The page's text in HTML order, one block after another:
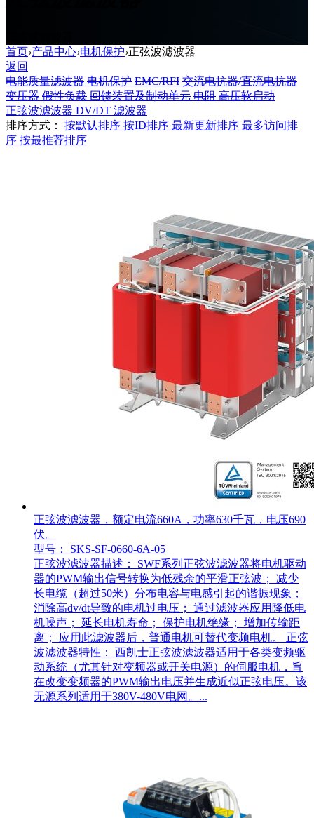
首页›产品中心›电机保护›正弦波滤波器
返回
电能质量滤波器 电机保护 EMC/RFI 交流电抗器/直流电抗器
变压器 假性负载 回馈装置及制动单元 电阻 高压软启动
正弦波滤波器 DV/DT 滤波器
排序方式：
按默认排序 按ID排序 最新更新排序 最多访问排
序 按最推荐排序
正弦波滤波器，额定电流660A，功率630千瓦，电压690
伏。
型号： SKS-SF-0660-6A-05
正弦波滤波器描述： SWF系列正弦波滤波器将电机驱动
器的PWM输出信号转换为低残余的平滑正弦波； 减少
长电缆（超过50米）分布电容与电感引起的谐振现象；
消除高dv/dt导致的电机过电压； 通过滤波器应用降低电
机噪声； 延长电机寿命； 保护电机绝缘； 增加传输距
离； 应用此滤波器后，普通电机可替代变频电机。 正弦
波滤波器特性： 西凯士正弦波滤波器适用于各类变频驱
动系统（尤其针对变频器或开关电源）的伺服电机，旨
在改变变频器的PWM输出电压并生成近似正弦电压。该
无源系列适用于380V-480V电网。...